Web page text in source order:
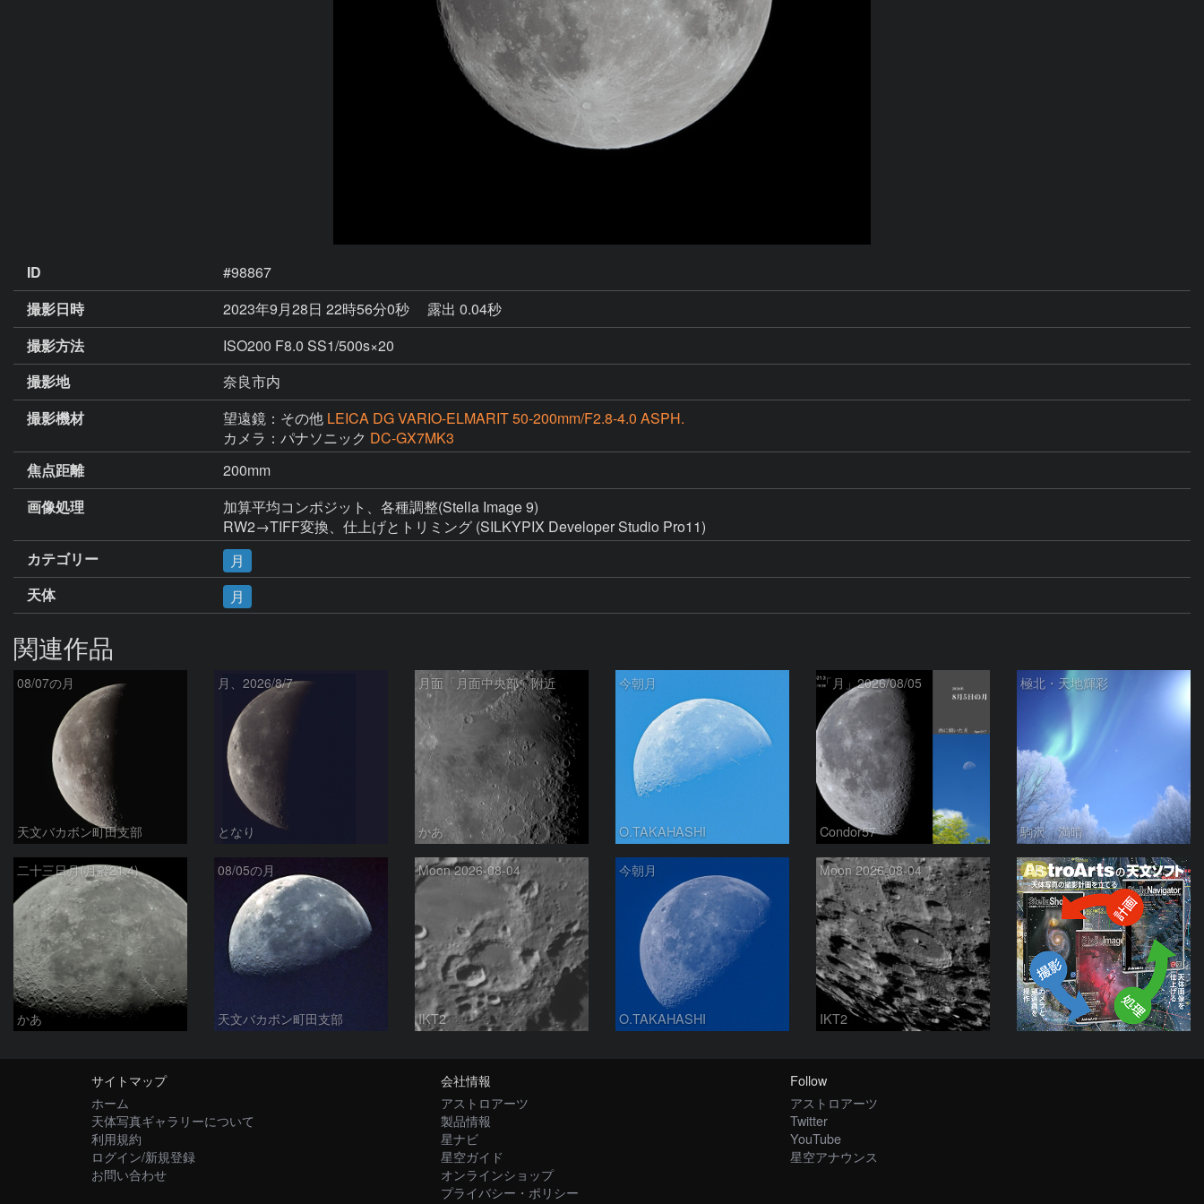
ID
#98867
撮影日時
2023年9月28日 22時56分0秒
露出 0.04秒
撮影方法
ISO200 F8.0 SS1/500s×20
撮影地
奈良市内
撮影機材
望遠鏡：その他 LEICA DG VARIO-ELMARIT 50-200mm/F2.8-4.0 ASPH.
カメラ：パナソニック DC-GX7MK3
焦点距離
200mm
画像処理
加算平均コンポジット、各種調整(Stella Image 9)
RW2→TIFF変換、仕上げとトリミング (SILKYPIX Developer Studio Pro11)
カテゴリー
月
天体
月
関連作品
08/07の月
天文バカボン町田支部
月、2026/8/7
となり
月面「月面中央部」附近
かあ
今朝月
O.TAKAHASHI
「月」2026/08/05
Condor57
極北・天地輝彩
駒沢 満晴
二十三日月(月齢21.4)
かあ
08/05の月
天文バカボン町田支部
Moon 2026-08-04
IKT2
今朝月
O.TAKAHASHI
Moon 2026-08-04
IKT2
PR
サイトマップ
ホーム
天体写真ギャラリーについて
利用規約
ログイン/新規登録
お問い合わせ
会社情報
アストロアーツ
製品情報
星ナビ
星空ガイド
オンラインショップ
プライバシー・ポリシー
Follow
アストロアーツ
Twitter
YouTube
星空アナウンス